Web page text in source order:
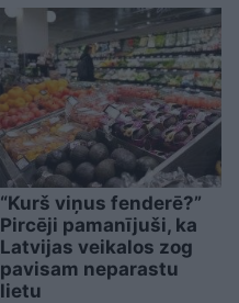
“Kurš viņus fenderē?”
Pircēji pamanījuši, ka
Latvijas veikalos zog
pavisam neparastu
lietu